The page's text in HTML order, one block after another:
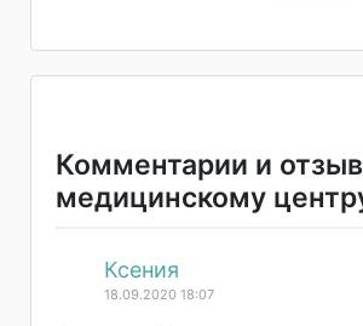
Комментарии и
медицинскому
Ксения
18.09.2020 18:07